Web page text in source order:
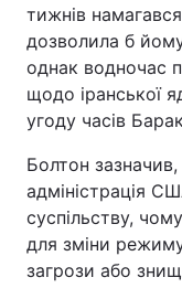
тижнів
дозволила б
однак водночас
щодо іранської
угоду часів
Болтон
адміністрація
суспільству,
для зміни режиму
загрози або